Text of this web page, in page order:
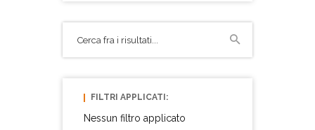
FILTRI APPLICATI:
Nessun filtro applicato